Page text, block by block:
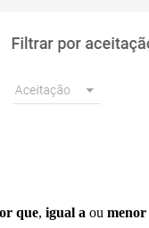
que, igual a ou menor